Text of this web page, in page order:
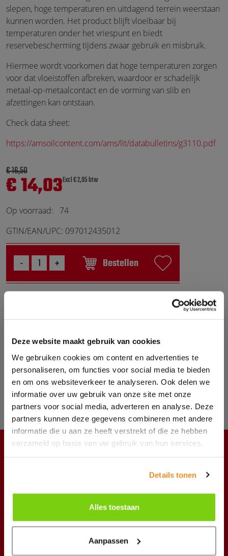
Deze website maakt gebruik van cookies
We gebruiken cookies om content en advertenties te
personaliseren, om functies voor social media te bieden
en om ons websiteverkeer te analyseren. Ook delen we
informatie over uw gebruik van onze site met onze
partners voor social media, adverteren en analyse. Deze
partners kunnen deze gegevens combineren met andere
informatie die u aan ze heeft verstrekt of die ze hebben
verzameld op basis van uw gebruik van hun services.
Details tonen
Alles toestaan
Aanpassen
slepen, hoge temperaturen en uitdagend terrein weerstaan
kunnen worden. Het product blijft vloeibaar bij
temperaturen onder het vriespunt en biedt
reservebescherming tijdens zwaar gebruik en misbruik.
Hiermee wordt voorkomen dat hoge temperaturen zorgen
voor dat vloeistoffen afbreken, waardoor er schadelijk
metaal-op-metaalcontact en de vorming van slib en
afzettingen kan ontstaan.
Check data sheet:
https://amsoilcontent.com/ams/lit/databulletins/g3110.pdf
€ 16,50
€ 14,03Excl € 2,95 btw
Op voorraad:
74
GTIN/EAN/UPC: 097012435012
Bestellen
VOOR 17.00 UUR BESTELD
VANDAAG VERSTUURD
MEER DAN 10.000
PRODUCTEN OP VOORRAAD
Het bedrijf